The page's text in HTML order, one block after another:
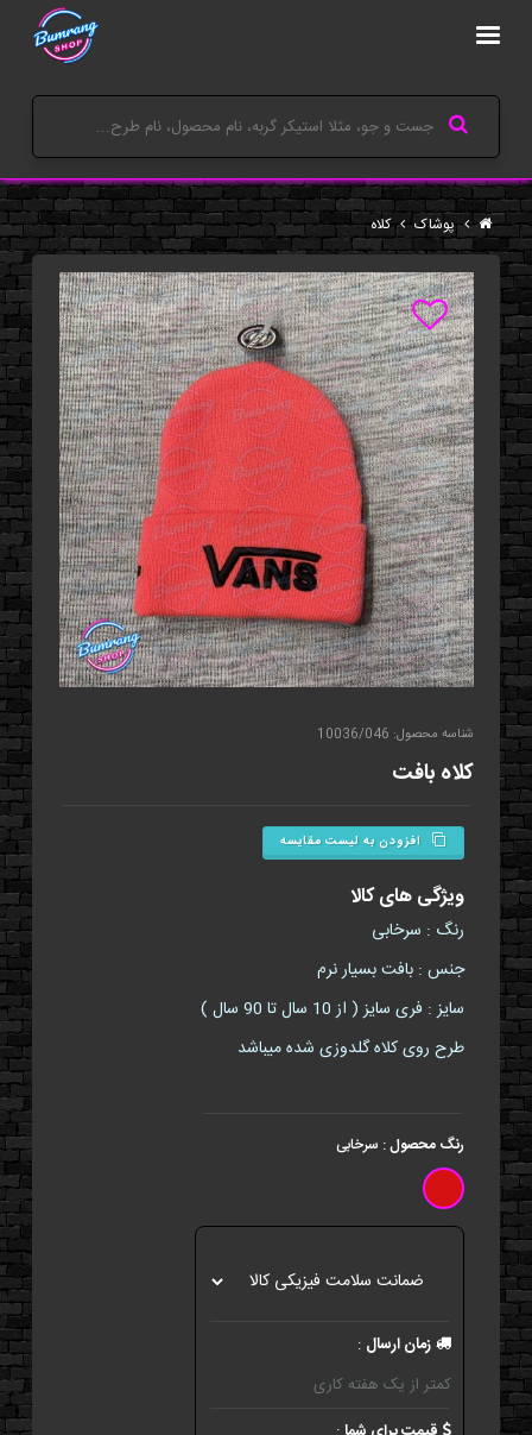
پوشاک کلاه
شناسه محصول: 10036/046
کلاه بافت
افزودن به لیست مقایسه
ویژگی های کالا
رنگ : سرخابی
جنس : بافت بسیار نرم
سایز : فری سایز ( از 10 سال تا 90 سال )
طرح روی کلاه گلدوزی شده میباشد
رنگ محصول: سرخابی
زمان ارسال :
کمتر از یک هفته کاری